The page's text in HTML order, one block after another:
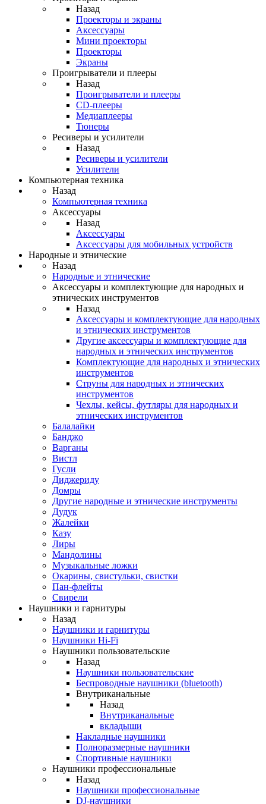
Назад
Проекторы и экраны
Аксессуары
Мини проекторы
Проекторы
Экраны
Проигрыватели и плееры
Назад
Проигрыватели и плееры
CD-плееры
Медиаплееры
Тюнеры
Ресиверы и усилители
Назад
Ресиверы и усилители
Усилители
Компьютерная техника
Назад
Компьютерная техника
Аксессуары
Назад
Аксессуары
Аксессуары для мобильных устройств
Народные и этнические
Назад
Народные и этнические
Аксессуары и комплектующие для народных и
этнических инструментов
Назад
Аксессуары и комплектующие для народных
и этнических инструментов
Другие аксессуары и комплектующие для
народных и этнических инструментов
Комплектующие для народных и этнических
инструментов
Струны для народных и этнических
инструментов
Чехлы, кейсы, футляры для народных и
этнических инструментов
Балалайки
Банджо
Варганы
Вистл
Гусли
Диджериду
Домры
Другие народные и этнические инструменты
Дудук
Жалейки
Казу
Лиры
Мандолины
Музыкальные ложки
Окарины, свистульки, свистки
Пан-флейты
Свирели
Наушники и гарнитуры
Назад
Наушники и гарнитуры
Наушники Hi-Fi
Наушники пользовательские
Назад
Наушники пользовательские
Беспроводные наушники (bluetooth)
Внутриканальные
Назад
Внутриканальные
вкладыши
Накладные наушники
Полноразмерные наушники
Спортивные наушники
Наушники профессиональные
Назад
Наушники профессиональные
DJ-наушники